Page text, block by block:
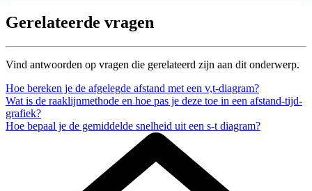
Gerelateerde vragen
Vind antwoorden op vragen die gerelateerd zijn aan dit onderwerp.
Hoe bereken je de afgelegde afstand met een v,t-diagram?
Wat is de raaklijnmethode en hoe pas je deze toe in een afstand-tijd-
grafiek?
Hoe bepaal je de gemiddelde snelheid uit een s-t diagram?